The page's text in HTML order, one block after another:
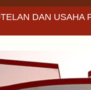
DAN USAHA